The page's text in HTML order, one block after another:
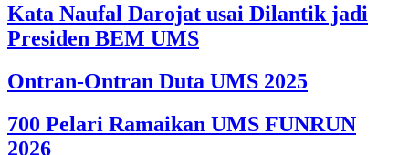
Kata Naufal Darojat usai Dilantik jadi
Presiden BEM UMS
Ontran-Ontran Duta UMS 2025
700 Pelari Ramaikan UMS FUNRUN
2026